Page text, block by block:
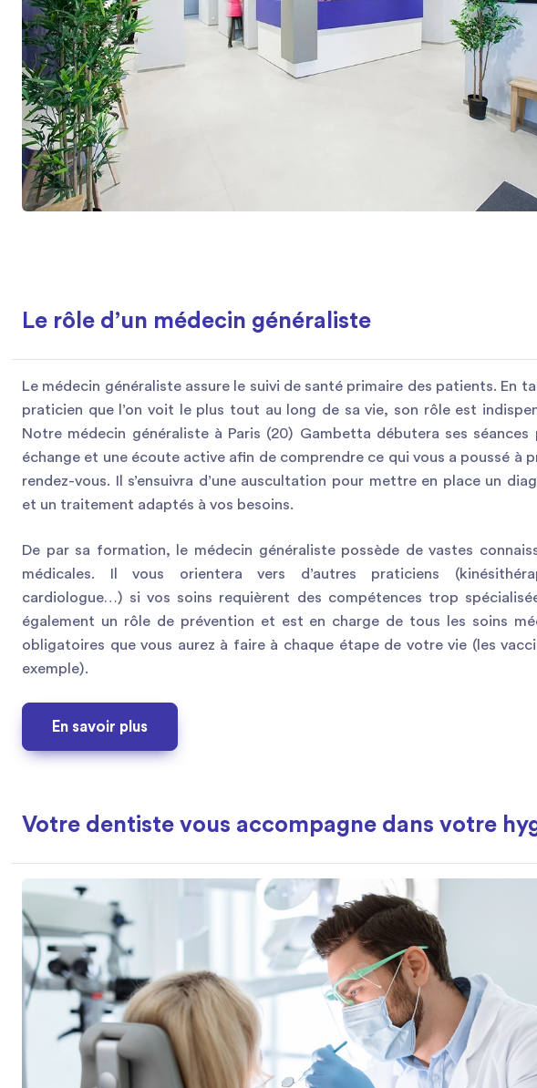
Le rôle d’un médecin généraliste
Le médecin généraliste assure le suivi de santé primaire des patients. En
praticien que l’on voit le plus tout au long de sa vie, son rôle est
Notre médecin généraliste à Paris (20) Gambetta débutera ses séances
échange et une écoute active afin de comprendre ce qui vous a poussé à
rendez-vous. Il s’ensuivra d’une auscultation pour mettre en place un
et un traitement adaptés à vos besoins.
De par sa formation, le médecin généraliste possède de vastes
médicales. Il vous orientera vers d’autres praticiens
cardiologue…) si vos soins requièrent des compétences trop
également un rôle de prévention et est en charge de tous les soins
obligatoires que vous aurez à faire à chaque étape de votre vie (les
exemple).
En savoir plus
Votre dentiste vous accompagne dans votre